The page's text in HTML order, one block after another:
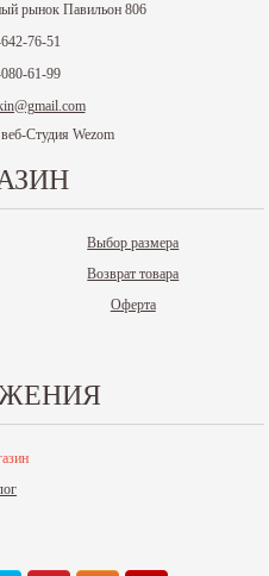
рынок Павильон 806
76-51
61-99
веб-Студия Wezom
Выбор размера
Возврат товара
Оферта